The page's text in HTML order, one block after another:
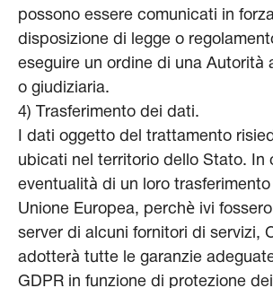
possono essere comunicati in
disposizione di legge o
eseguire un ordine di una Autorità
o giudiziaria.
4) Trasferimento dei dati.
I dati oggetto del trattamento
ubicati nel territorio dello Stato. In
eventualità di un loro
Unione Europea, perchè ivi
server di alcuni fornitori di servizi,
adotterà tutte le garanzie
GDPR in funzione di protezione